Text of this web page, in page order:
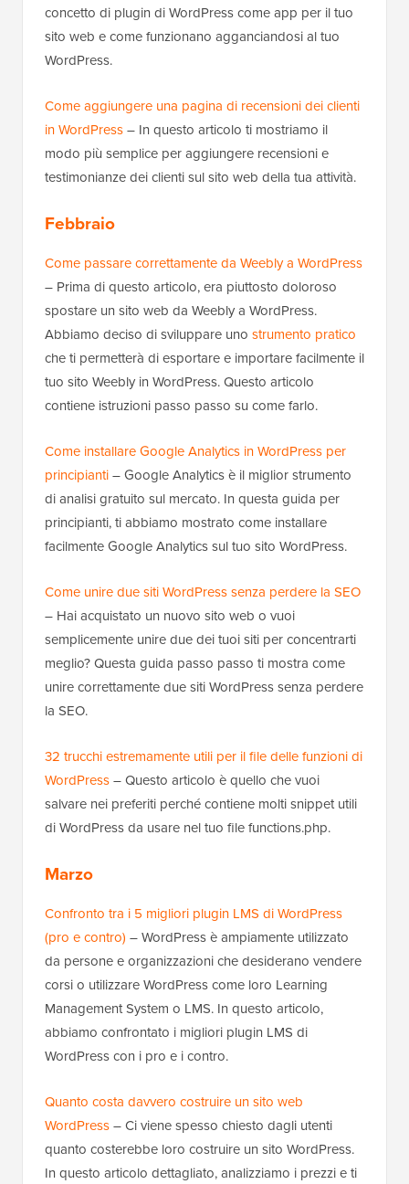
concetto di plugin di WordPress come app per il tuo
sito web e come funzionano agganciandosi al tuo
WordPress.
Come aggiungere una pagina di recensioni dei clienti
in WordPress– In questo articolo ti mostriamo il
modo più semplice per aggiungere recensioni e
testimonianze dei clienti sul sito web della tua attività.
Febbraio
Come passare correttamente da Weebly a WordPress
– Prima di questo articolo, era piuttosto doloroso
spostare un sito web da Weebly a WordPress.
Abbiamo deciso di sviluppare uno strumento pratico
che ti permetterà di esportare e importare facilmente il
tuo sito Weebly in WordPress. Questo articolo
contiene istruzioni passo passo su come farlo.
Come installare Google Analytics in WordPress per
principianti– Google Analytics è il miglior strumento
di analisi gratuito sul mercato. In questa guida per
principianti, ti abbiamo mostrato come installare
facilmente Google Analytics sul tuo sito WordPress.
Come unire due siti WordPress senza perdere la SEO
– Hai acquistato un nuovo sito web o vuoi
semplicemente unire due dei tuoi siti per concentrarti
meglio? Questa guida passo passo ti mostra come
unire correttamente due siti WordPress senza perdere
la SEO.
32 trucchi estremamente utili per il file delle funzioni di
WordPress– Questo articolo è quello che vuoi
salvare nei preferiti perché contiene molti snippet utili
di WordPress da usare nel tuo file functions.php.
Marzo
Confronto tra i 5 migliori plugin LMS di WordPress
(pro e contro) – WordPress è ampiamente utilizzato
da persone e organizzazioni che desiderano vendere
corsi o utilizzare WordPress come loro Learning
Management System o LMS. In questo articolo,
abbiamo confrontato i migliori plugin LMS di
WordPress con i pro e i contro.
Quanto costa davvero costruire un sito web
WordPress– Ci viene spesso chiesto dagli utenti
quanto costerebbe loro costruire un sito WordPress.
In questo articolo dettagliato, analizziamo i prezzi e ti